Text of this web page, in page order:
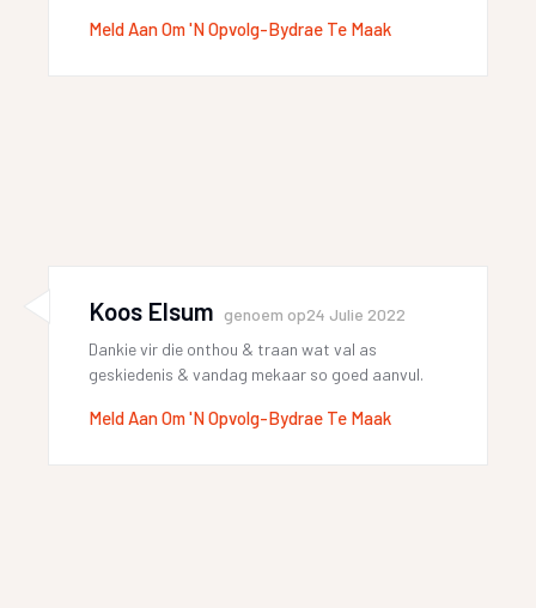
Meld Aan Om 'n Opvolg-Bydrae Te Maak
Koos Elsum genoem op24 Julie 2022
Dankie vir die onthou & traan wat val as
geskiedenis & vandag mekaar so goed aanvul.
Meld Aan Om 'n Opvolg-Bydrae Te Maak